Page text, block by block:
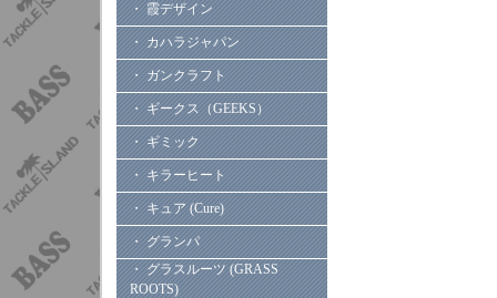
・ 霞デザイン
・ カハラジャパン
・ ガンクラフト
・ ギークス（GEEKS）
・ ギミック
・ キラーヒート
・ キュア (Cure)
・ グランパ
・ グラスルーツ (GRASS
ROOTS)